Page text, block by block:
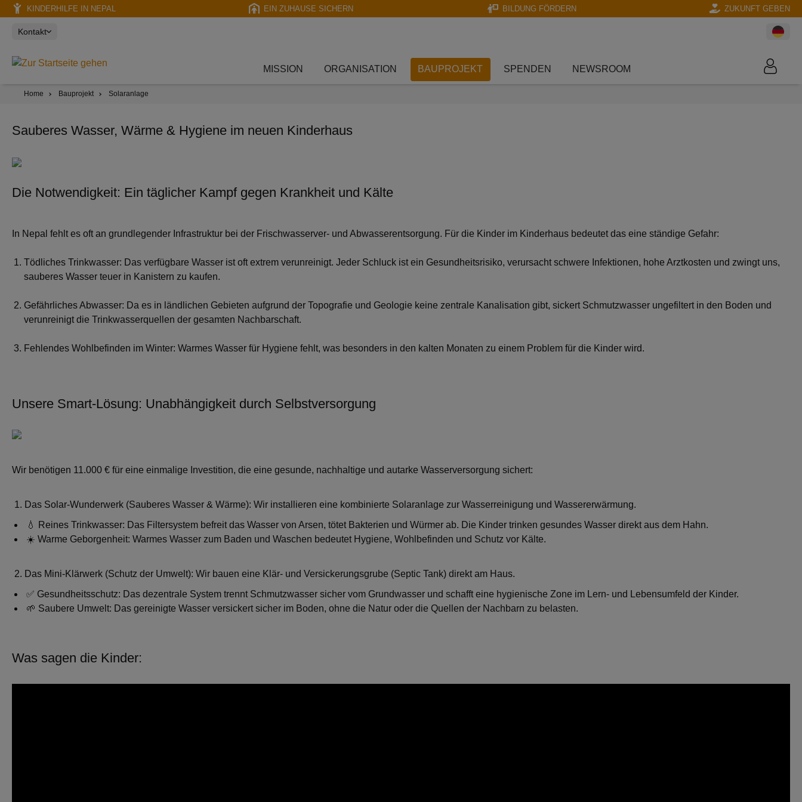
KINDERHILFE IN NEPAL EIN ZUHAUSE SICHERN BILDUNG FÖRDERN ZUKUNFT GEBEN
Kontakt
MISSION ORGANISATION BAUPROJEKT SPENDEN NEWSROOM
Home Bauprojekt Solaranlage
Sauberes Wasser, Wärme & Hygiene im neuen Kinderhaus
Die Notwendigkeit: Ein täglicher Kampf gegen Krankheit und Kälte
In Nepal fehlt es oft an grundlegender Infrastruktur bei der Frischwasserver- und Abwasserentsorgung. Für die Kinder im Kinderhaus bedeutet das eine ständige Gefahr:
Tödliches Trinkwasser: Das verfügbare Wasser ist oft extrem verunreinigt. Jeder Schluck ist ein Gesundheitsrisiko, verursacht schwere Infektionen, hohe Arztkosten und zwingt uns,
sauberes Wasser teuer in Kanistern zu kaufen.
Gefährliches Abwasser: Da es in ländlichen Gebieten aufgrund der Topografie und Geologie keine zentrale Kanalisation gibt, sickert Schmutzwasser ungefiltert in den Boden und
verunreinigt die Trinkwasserquellen der gesamten Nachbarschaft.
Fehlendes Wohlbefinden im Winter: Warmes Wasser für Hygiene fehlt, was besonders in den kalten Monaten zu einem Problem für die Kinder wird.
Unsere Smart-Lösung: Unabhängigkeit durch Selbstversorgung
Wir benötigen 11.000 € für eine einmalige Investition, die eine gesunde, nachhaltige und autarke Wasserversorgung sichert:
1. Das Solar-Wunderwerk (Sauberes Wasser & Wärme): Wir installieren eine kombinierte Solaranlage zur Wasserreinigung und Wassererwärmung.
💧 Reines Trinkwasser: Das Filtersystem befreit das Wasser von Arsen, tötet Bakterien und Würmer ab. Die Kinder trinken gesundes Wasser direkt aus dem Hahn.
☀️ Warme Geborgenheit: Warmes Wasser zum Baden und Waschen bedeutet Hygiene, Wohlbefinden und Schutz vor Kälte.
2. Das Mini-Klärwerk (Schutz der Umwelt): Wir bauen eine Klär- und Versickerungsgrube (Septic Tank) direkt am Haus.
✅ Gesundheitsschutz: Das dezentrale System trennt Schmutzwasser sicher vom Grundwasser und schafft eine hygienische Zone im Lern- und Lebensumfeld der Kinder.
🌱 Saubere Umwelt: Das gereinigte Wasser versickert sicher im Boden, ohne die Natur oder die Quellen der Nachbarn zu belasten.
Was sagen die Kinder: